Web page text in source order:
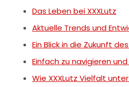
Das Leben bei XXXLutz
Aktuelle Trends und
Ein Blick in die Zukunft
Einfach zu navigieren
Wie XXXLutz Vielfalt